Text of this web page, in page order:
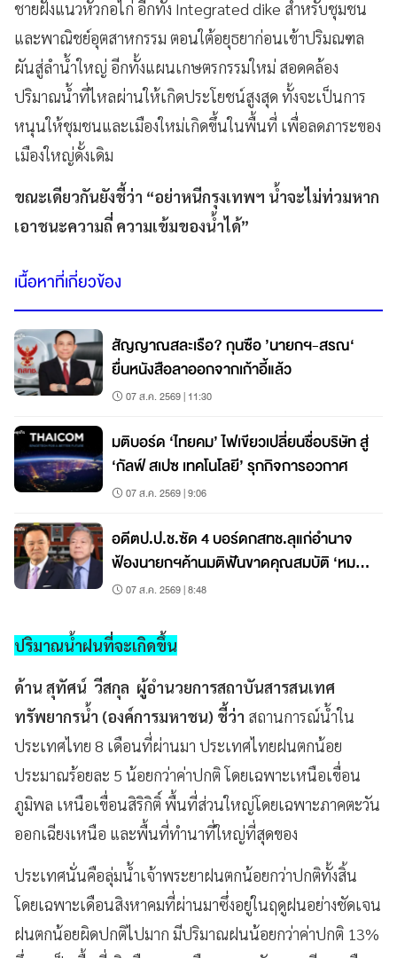
ชายฝั่งแนวหัวกอไก่ อีกทั้ง Integrated dike สำหรับชุมชน
และพาณิชย์อุตสาหกรรม ตอนใต้อยุธยาก่อนเข้าปริมณฑล
ผันสู่ลำน้ำใหญ่ อีกทั้งแผนเกษตรกรรมใหม่ สอดคล้อง
ปริมาณน้ำที่ไหลผ่านให้เกิดประโยชน์สูงสุด ทั้งจะเป็นการ
หนุนให้ชุมชนและเมืองใหม่เกิดขึ้นในพื้นที่ เพื่อลดภาระของ
เมืองใหญ่ดั้งเดิม
ขณะเดียวกันยังชี้ว่า “อย่าหนีกรุงเทพฯ น้ำจะไม่ท่วมหาก
เอาชนะความถี่ ความเข้มของน้ำได้”
เนื้อหาที่เกี่ยวข้อง
สัญญาณสละเรือ? กุนซือ ’นายกฯ-สรณ‘
ยื่นหนังสือลาออกจากเก้าอี้แล้ว
07 ส.ค. 2569 | 11:30
มติบอร์ด ‘ไทยคม’ ไฟเขียวเปลี่ยนชื่อบริษัท สู่
‘กัลฟ์ สเปซ เทคโนโลยี’ รุกกิจการอวกาศ
07 ส.ค. 2569 | 9:06
อดีตป.ป.ช.ซัด 4 บอร์ดกสทช.ลุแก่อำนาจ
ฟ้องนายกฯค้านมติฟันขาดคุณสมบัติ ‘หมอ
สรณ’
07 ส.ค. 2569 | 8:48
ปริมาณน้ำฝนที่จะเกิดขึ้น
ด้าน สุทัศน์ วีสกุล ผู้อำนวยการสถาบันสารสนเทศ
ทรัพยากรน้ำ (องค์การมหาชน) ชี้ว่า สถานการณ์น้ำใน
ประเทศไทย 8 เดือนที่ผ่านมา ประเทศไทยฝนตกน้อย
ประมาณร้อยละ 5 น้อยกว่าค่าปกติ โดยเฉพาะเหนือเขื่อน
ภูมิพล เหนือเขื่อนสิริกิติ์ พื้นที่ส่วนใหญ่โดยเฉพาะภาคตะวัน
ออกเฉียงเหนือ และพื้นที่ทำนาที่ใหญ่ที่สุดของ
ประเทศนั่นคือลุ่มน้ำเจ้าพระยาฝนตกน้อยกว่าปกติทั้งสิ้น
โดยเฉพาะเดือนสิงหาคมที่ผ่านมาซึ่งอยู่ในฤดูฝนอย่างชัดเจน
ฝนตกน้อยผิดปกติไปมาก มีปริมาณฝนน้อยกว่าค่าปกติ 13%